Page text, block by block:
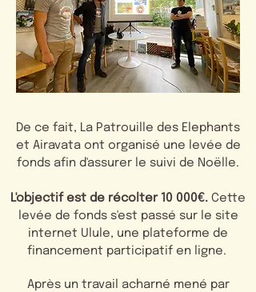
De ce fait, La Patrouille des Elephants
et Airavata ont organisé une levée de
fonds afin d'assurer le suivi de Noëlle.
L'objectif est de récolter 10 000€. Cette
levée de fonds s'est passé sur le site
internet Ulule, une plateforme de
financement participatif en ligne.
Après un travail acharné mené par